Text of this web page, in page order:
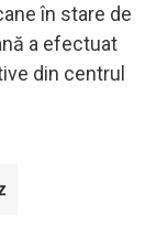
în stare de
a efectuat
din centrul